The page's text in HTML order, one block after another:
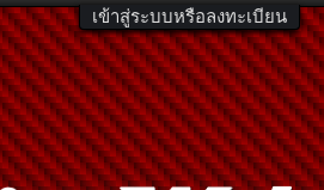
เข้าสู่ระบบหรือลงทะเบียน